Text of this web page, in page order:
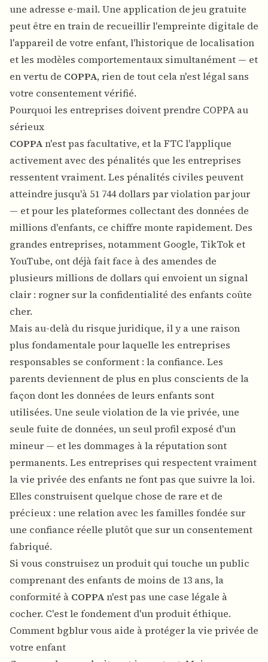
une adresse e-mail. Une application de jeu gratuite
peut être en train de recueillir l'empreinte digitale de
l'appareil de votre enfant, l'historique de localisation
et les modèles comportementaux simultanément — et
en vertu de COPPA, rien de tout cela n'est légal sans
votre consentement vérifié.
Pourquoi les entreprises doivent prendre COPPA au
sérieux
COPPAn'est pas facultative, et la FTC l'applique
activement avec des pénalités que les entreprises
ressentent vraiment. Les pénalités civiles peuvent
atteindre jusqu'à 51 744 dollars par violation par jour
— et pour les plateformes collectant des données de
millions d'enfants, ce chiffre monte rapidement. Des
grandes entreprises, notamment Google, TikTok et
YouTube, ont déjà fait face à des amendes de
plusieurs millions de dollars qui envoient un signal
clair : rogner sur la confidentialité des enfants coûte
cher.
Mais au-delà du risque juridique, il y a une raison
plus fondamentale pour laquelle les entreprises
responsables se conforment : la confiance. Les
parents deviennent de plus en plus conscients de la
façon dont les données de leurs enfants sont
utilisées. Une seule violation de la vie privée, une
seule fuite de données, un seul profil exposé d'un
mineur — et les dommages à la réputation sont
permanents. Les entreprises qui respectent vraiment
la vie privée des enfants ne font pas que suivre la loi.
Elles construisent quelque chose de rare et de
précieux : une relation avec les familles fondée sur
une confiance réelle plutôt que sur un consentement
fabriqué.
Si vous construisez un produit qui touche un public
comprenant des enfants de moins de 13 ans, la
conformité à COPPAn'est pas une case légale à
cocher. C'est le fondement d'un produit éthique.
Comment bgblur vous aide à protéger la vie privée de
votre enfant